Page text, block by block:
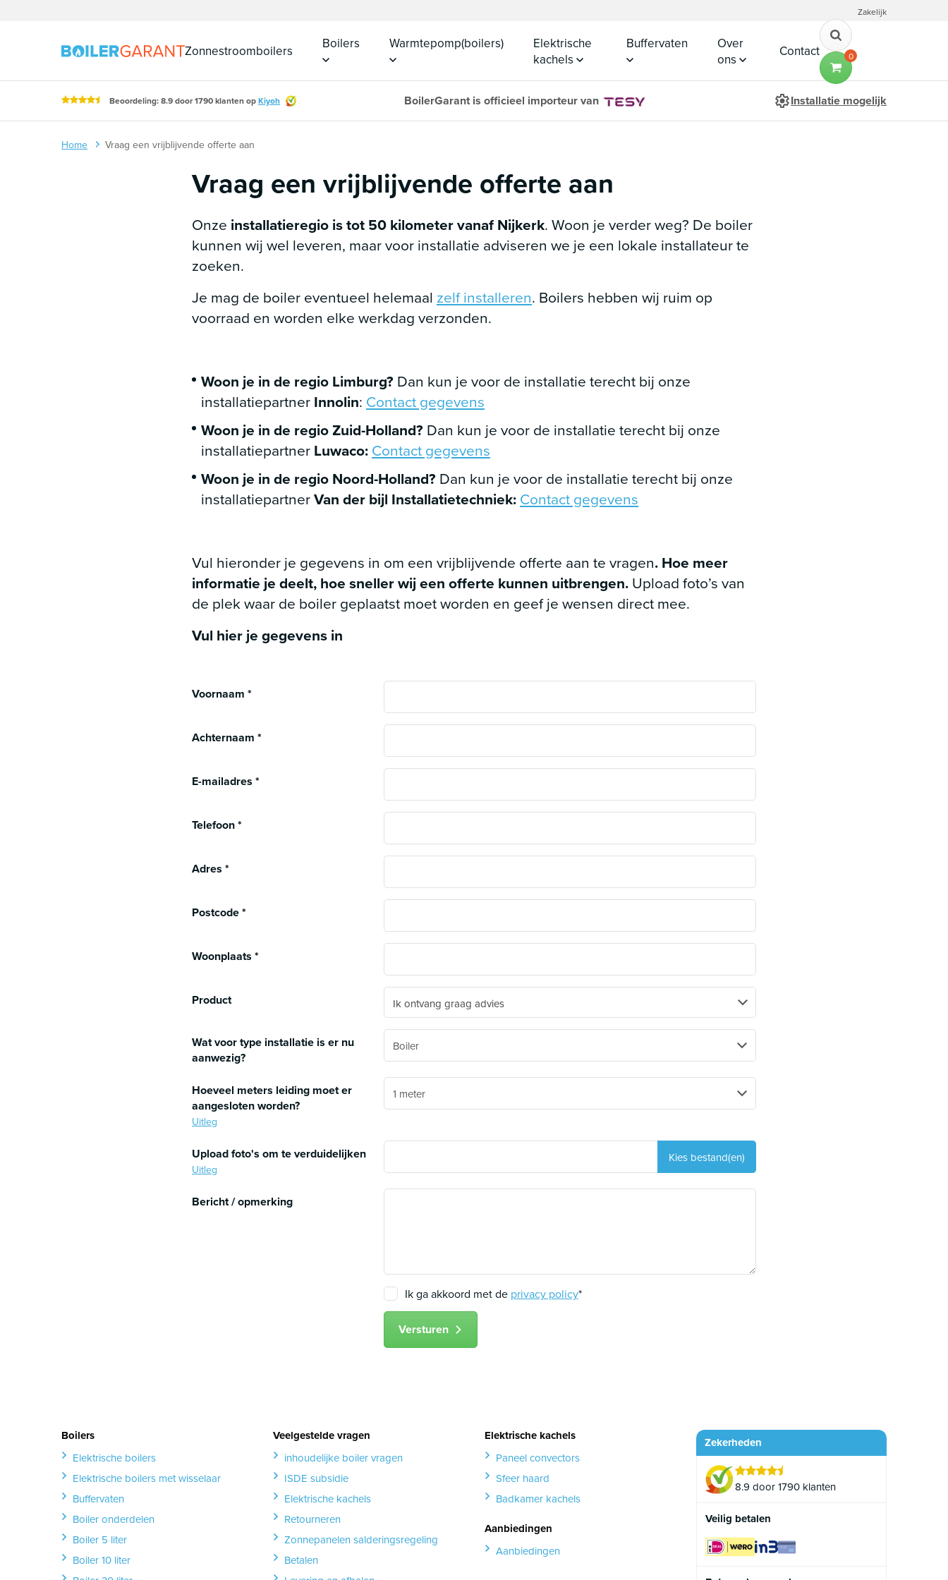
Zakelijk
Zonnestroomboilers Boilers Warmtepomp(boilers)
Elektrische
kachels
Buffervaten
Over
ons
Contact 0
Beoordeling: 8.9 door 1790 klanten opKiyoh BoilerGarant is officieel importeur van Installatie mogelijk
Home Vraag een vrijblijvende offerte aan
Vraag een vrijblijvende offerte aan
Onze installatieregio is tot 50 kilometer vanaf Nijkerk. Woon je verder weg? De boiler
kunnen wij wel leveren, maar voor installatie adviseren we je een lokale installateur te
zoeken.
Je mag de boiler eventueel helemaal zelf installeren. Boilers hebben wij ruim op
voorraad en worden elke werkdag verzonden.
Woon je in de regio Limburg? Dan kun je voor de installatie terecht bij onze
installatiepartner Innolin: Contact gegevens
Woon je in de regio Zuid-Holland? Dan kun je voor de installatie terecht bij onze
installatiepartner Luwaco: Contact gegevens
Woon je in de regio Noord-Holland? Dan kun je voor de installatie terecht bij onze
installatiepartnerVan der bijl Installatietechniek: Contact gegevens
Vul hieronder je gegevens in om een vrijblijvende offerte aan te vragen. Hoe meer
informatie je deelt, hoe sneller wij een offerte kunnen uitbrengen. Upload foto’s van
de plek waar de boiler geplaatst moet worden en geef je wensen direct mee.
Vul hier je gegevens in
Voornaam *
Achternaam *
E-mailadres *
Telefoon*
Adres *
Postcode*
Woonplaats *
Product Ik ontvang graag advies
Wat voor type installatie is er nu
aanwezig?
Hoeveel meters leiding moet er
aangesloten worden?
Uitleg
Upload foto's om te verduidelijken
Uitleg
Bericht / opmerking
Ik ga akkoord met de privacy policy*
Versturen
Boilers
Elektrische boilers
Elektrische boilers met wisselaar
Buffervaten
Boiler onderdelen
Boiler 5 liter
Boiler 10 liter
Veelgestelde vragen
inhoudelijke boiler vragen
ISDE subsidie
Elektrische kachels
Retourneren
Zonnepanelen salderingsregeling
Betalen
Elektrische kachels
Paneel convectors
Sfeer haard
Badkamer kachels
Aanbiedingen
Aanbiedingen
Zekerheden
8.9 door 1790 klanten
Veilig betalen